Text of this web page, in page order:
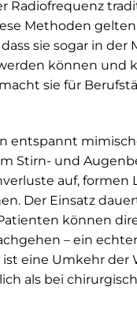
Radiofrequenz
Methoden gelten
sie sogar in der
können und
sie für
entspannt
Stirn- und
auf, formen
Der Einsatz
können
– ein
ist eine Umkehr der
als bei